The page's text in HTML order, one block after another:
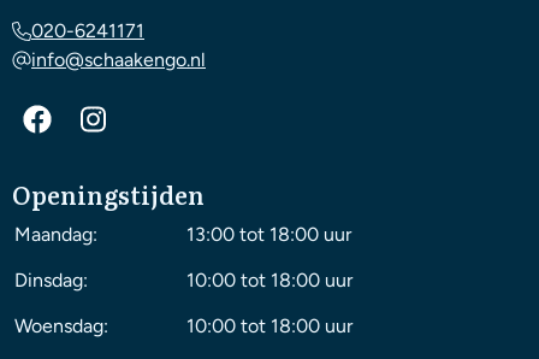
020-6241171
info@schaakengo.nl
Openingstijden
Maandag:
13:00 tot 18:00 uur
Dinsdag:
10:00 tot 18:00 uur
Woensdag:
10:00 tot 18:00 uur